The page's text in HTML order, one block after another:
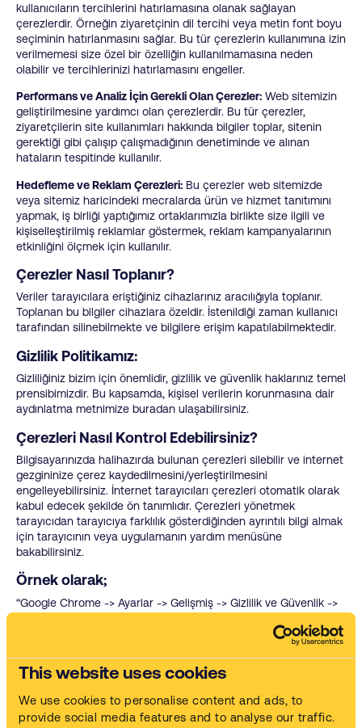
This website uses cookies
We use cookies to personalise content and ads, to
provide social media features and to analyse our traffic.
kullanıcıların tercihlerini hatırlamasına olanak sağlayan
çerezlerdir. Örneğin ziyaretçinin dil tercihi veya metin font boyu
seçiminin hatırlanmasını sağlar. Bu tür çerezlerin kullanımına izin
verilmemesi size özel bir özelliğin kullanılmamasına neden
olabilir ve tercihlerinizi hatırlamasını engeller.
Performans ve Analiz İçin Gerekli Olan Çerezler: Web sitemizin
geliştirilmesine yardımcı olan çerezlerdir. Bu tür çerezler,
ziyaretçilerin site kullanımları hakkında bilgiler toplar, sitenin
gerektiği gibi çalışıp çalışmadığının denetiminde ve alınan
hataların tespitinde kullanılır.
Hedefleme ve Reklam Çerezleri: Bu çerezler web sitemizde
veya sitemiz haricindeki mecralarda ürün ve hizmet tanıtımını
yapmak, iş birliği yaptığımız ortaklarımızla birlikte size ilgili ve
kişiselleştirilmiş reklamlar göstermek, reklam kampanyalarının
etkinliğini ölçmek için kullanılır.
Çerezler Nasıl Toplanır?
Veriler tarayıcılara eriştiğiniz cihazlarınız aracılığıyla toplanır.
Toplanan bu bilgiler cihazlara özeldir. İstenildiği zaman kullanıcı
tarafından silinebilmekte ve bilgilere erişim kapatılabilmektedir.
Gizlilik Politikamız:
Gizliliğiniz bizim için önemlidir, gizlilik ve güvenlik haklarınız temel
prensibimizdir. Bu kapsamda, kişisel verilerin korunmasına dair
aydınlatma metnimize buradan ulaşabilirsiniz.
Çerezleri Nasıl Kontrol Edebilirsiniz?
Bilgisayarınızda halihazırda bulunan çerezleri silebilir ve internet
gezgininize çerez kaydedilmesini/yerleştirilmesini
engelleyebilirsiniz. İnternet tarayıcıları çerezleri otomatik olarak
kabul edecek şekilde ön tanımlıdır. Çerezleri yönetmek
tarayıcıdan tarayıcıya farklılık gösterdiğinden ayrıntılı bilgi almak
için tarayıcının veya uygulamanın yardım menüsüne
bakabilirsiniz.
Örnek olarak;
“Google Chrome -> Ayarlar -> Gelişmiş -> Gizlilik ve Güvenlik ->
verilerini kaydetmelerine ve okumalarına izin ver” seçeneği ile
“Internet Explorer -> Ayarlar -> İnternet Seçenekleri -> Gizlilik ->
Çoğu Internet gezgini aşağıdakileri yapmanıza olanak tanır: